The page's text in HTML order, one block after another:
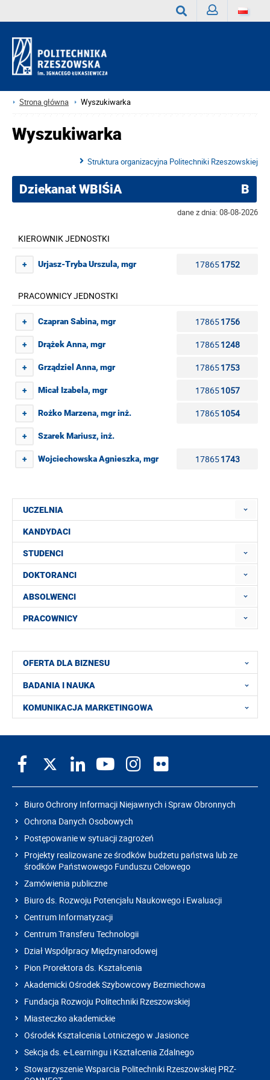
Strona główna Wyszukiwarka
Wyszukiwarka
Struktura organizacyjna Politechniki Rzeszowskiej
Dziekanat WBIŚiA B
dane z dnia: 08-08-2026
KIEROWNIK JEDNOSTKI
+ Urjasz-Tryba Urszula, mgr 178651752
PRACOWNICY JEDNOSTKI
+ Czapran Sabina, mgr 178651756
+ Drążek Anna, mgr 178651248
+ Grządziel Anna, mgr 178651753
+ Micał Izabela, mgr 178651057
+ Rożko Marzena, mgr inż. 178651054
+ Szarek Mariusz, inż.
+ Wojciechowska Agnieszka, mgr 178651743
UCZELNIA
KANDYDACI
STUDENCI
DOKTORANCI
ABSOLWENCI
PRACOWNICY
OFERTA DLA BIZNESU
BADANIA I NAUKA
KOMUNIKACJA MARKETINGOWA
Biuro Ochrony Informacji Niejawnych i Spraw Obronnych
Ochrona Danych Osobowych
Postępowanie w sytuacji zagrożeń
Projekty realizowane ze środków budżetu państwa lub ze
środków Państwowego Funduszu Celowego
Zamówienia publiczne
Biuro ds. Rozwoju Potencjału Naukowego i Ewaluacji
Centrum Informatyzacji
Centrum Transferu Technologii
Dział Współpracy Międzynarodowej
Pion Prorektora ds. Kształcenia
Akademicki Ośrodek Szybowcowy Bezmiechowa
Fundacja Rozwoju Politechniki Rzeszowskiej
Miasteczko akademickie
Ośrodek Kształcenia Lotniczego w Jasionce
Sekcja ds. e-Learningu i Kształcenia Zdalnego
Stowarzyszenie Wsparcia Politechniki Rzeszowskiej PRZ-